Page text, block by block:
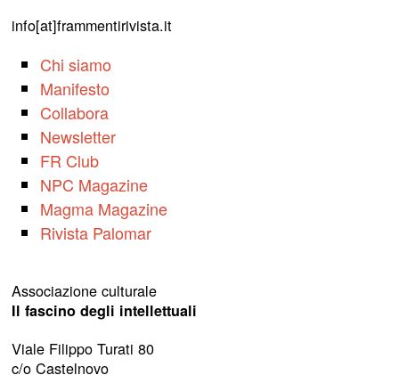
info[at]frammentirivista.it
Chi siamo
Manifesto
Collabora
Newsletter
FR Club
NPC Magazine
Magma Magazine
Rivista Palomar
Associazione culturale
Il fascino degli intellettuali
Viale Filippo Turati 80
c/o Castelnovo